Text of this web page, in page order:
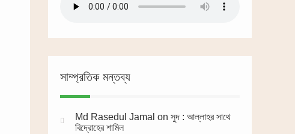
সাম্প্রতিক মন্তব্য
Md Rasedul Jamal on সুদ : আল্লাহর সাথে
বিদ্রোহের শামিল